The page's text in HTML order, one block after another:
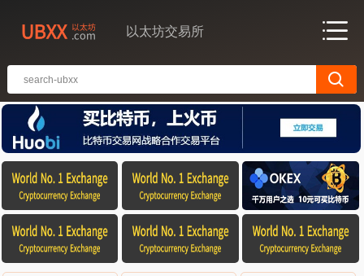
以太坊交易所